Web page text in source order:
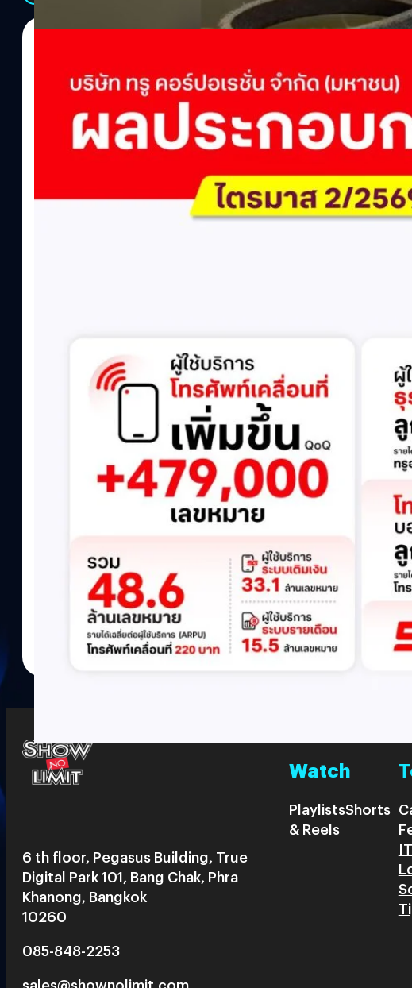
ทีมคอนเทนต์ BT| 1 days ago
True เผยผลประกอบการ Q2/2569 กำไรสุทธิ 6.6 พันล้านบ
บริษัท ทรู คอร์ปอเรชั่น จำกัด (มหาชน) รายงานผลประกอบการประจำไตรมาส
ภาษี 6.6 พันล้านบาท ทำกำไรต่อเนื่องเป็นไตรมาสที่ 6 พร้อมอนุมัติจ่ายเงินปันผลร
6 th floor, Pegasus Building, True
Digital Park 101, Bang Chak, Phra
Khanong, Bangkok
10260
085-848-2253
Watch
PlaylistsShorts
& Reels